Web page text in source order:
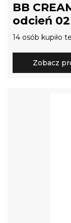
BB
odcień
14 osób kupiło
Zobacz